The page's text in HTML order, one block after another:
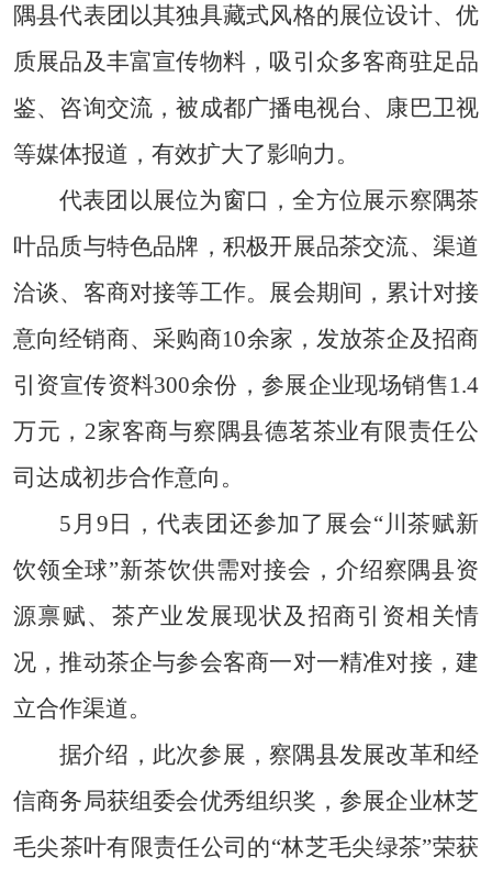
隅县代表团以其独具藏式风格的展位设计、优
质展品及丰富宣传物料，吸引众多客商驻足品
鉴、咨询交流，被成都广播电视台、康巴卫视
等媒体报道，有效扩大了影响力。
代表团以展位为窗口，全方位展示察隅茶
叶品质与特色品牌，积极开展品茶交流、渠道
洽谈、客商对接等工作。展会期间，累计对接
意向经销商、采购商10余家，发放茶企及招商
引资宣传资料300余份，参展企业现场销售1.4
万元，2家客商与察隅县德茗茶业有限责任公
司达成初步合作意向。
5月9日，代表团还参加了展会“川茶赋新
饮领全球”新茶饮供需对接会，介绍察隅县资
源禀赋、茶产业发展现状及招商引资相关情
况，推动茶企与参会客商一对一精准对接，建
立合作渠道。
据介绍，此次参展，察隅县发展改革和经
信商务局获组委会优秀组织奖，参展企业林芝
毛尖茶叶有限责任公司的“林芝毛尖绿茶”荣获